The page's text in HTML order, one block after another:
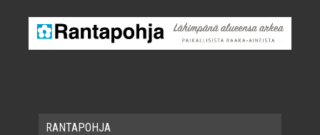
RAN­TA­POH­JA